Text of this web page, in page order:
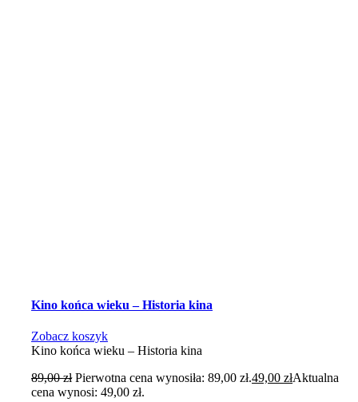
Kino końca wieku – Historia kina
Zobacz koszyk
Kino końca wieku – Historia kina
89,00zł Pierwotna cena wynosiła: 89,00 zł.49,00złAktualna
cena wynosi: 49,00 zł.